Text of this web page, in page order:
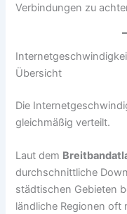
Verbindungen zu
Übersicht
Die
gleichmäßig verteilt.
Laut dem
durchschnittliche
städtischen Gebieten
ländliche Regionen